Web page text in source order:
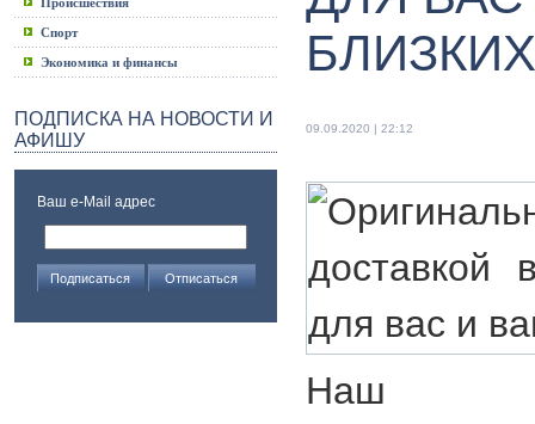
Спорт
Экономика и финансы
ПОДПИСКА НА НОВОСТИ И
АФИШУ
Ваш e-Mail адрес
БЛИЗКИХ
09.09.2020 | 22:12
Наш